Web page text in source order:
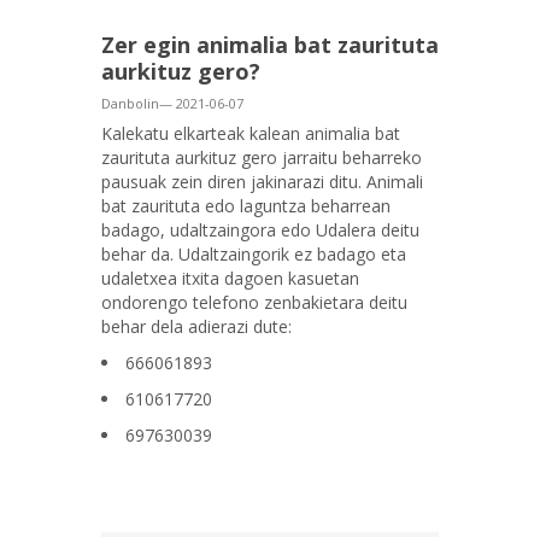
Zer egin animalia bat zaurituta
aurkituz gero?
Danbolin— 2021-06-07
Kalekatu elkarteak kalean animalia bat
zaurituta aurkituz gero jarraitu beharreko
pausuak zein diren jakinarazi ditu. Animali
bat zaurituta edo laguntza beharrean
badago, udaltzaingora edo Udalera deitu
behar da. Udaltzaingorik ez badago eta
udaletxea itxita dagoen kasuetan
ondorengo telefono zenbakietara deitu
behar dela adierazi dute:
666061893
610617720
697630039